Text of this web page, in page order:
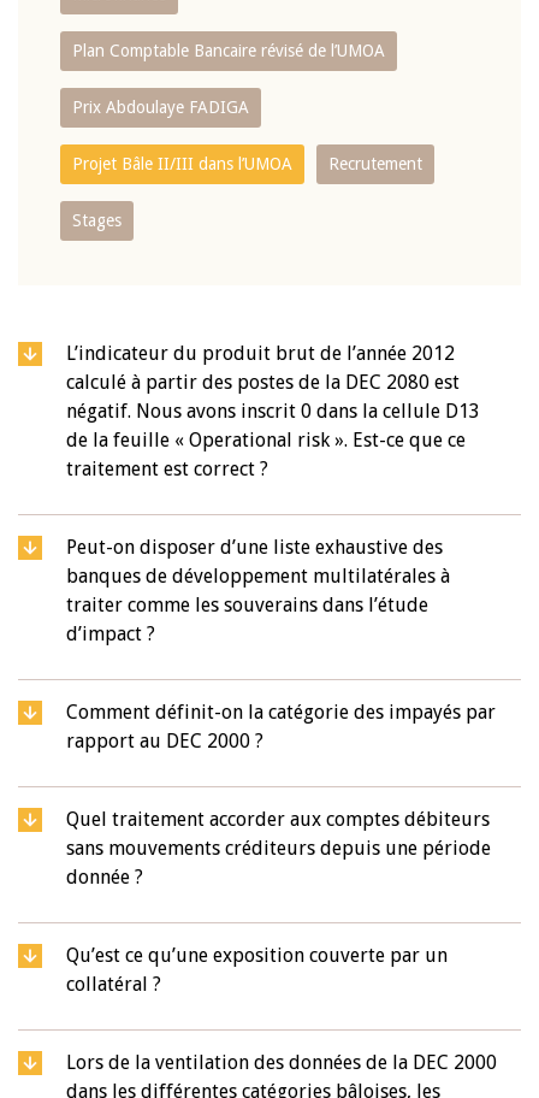
Plan Comptable Bancaire révisé de l’UMOA
Prix Abdoulaye FADIGA
Projet Bâle II/III dans l’UMOA Recrutement
Stages
L’indicateur du produit brut de l’année 2012
calculé à partir des postes de la DEC 2080 est
négatif. Nous avons inscrit 0 dans la cellule D13
de la feuille « Operational risk ». Est-ce que ce
traitement est correct ?
Peut-on disposer d’une liste exhaustive des
banques de développement multilatérales à
traiter comme les souverains dans l’étude
d’impact ?
Comment définit-on la catégorie des impayés par
rapport au DEC 2000 ?
Quel traitement accorder aux comptes débiteurs
sans mouvements créditeurs depuis une période
donnée ?
Qu’est ce qu’une exposition couverte par un
collatéral ?
Lors de la ventilation des données de la DEC 2000
dans les différentes catégories bâloises, les